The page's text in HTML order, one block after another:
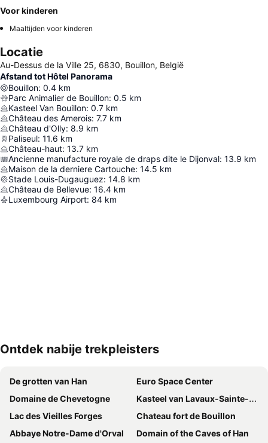
Voor kinderen
Maaltijden voor kinderen
Locatie
Au-Dessus de la Ville 25, 6830, Bouillon, België
Afstand tot Hôtel Panorama
Bouillon: 0.4 km
Parc Animalier de Bouillon: 0.5 km
Kasteel Van Bouillon: 0.7 km
Château des Amerois: 7.7 km
Château d'Olly: 8.9 km
Paliseul: 11.6 km
Château-haut: 13.7 km
Ancienne manufacture royale de draps dite le Dijonval: 13.9 km
Maison de la derniere Cartouche: 14.5 km
Stade Louis-Dugauguez: 14.8 km
Château de Bellevue: 16.4 km
Luxembourg Airport: 84 km
Kaart uitvouwen
Ontdek nabije trekpleisters
De grotten van Han
Euro Space Center
Domaine de Chevetogne
Kasteel van Lavaux-Sainte-Anne
Lac des Vieilles Forges
Chateau fort de Bouillon
Abbaye Notre-Dame d'Orval
Domain of the Caves of Han